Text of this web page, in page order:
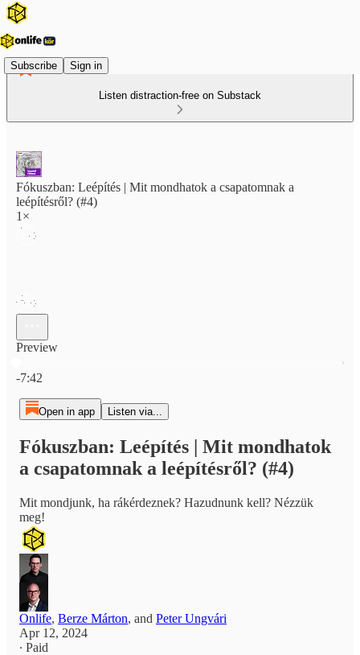
Subscribe Sign in
Listen distraction-free on Substack
Fókuszban: Leépítés | Mit mondhatok a csapatomnak a
leépítésről? (#4)
1×
Preview
-7:42
Open in app Listen via...
Fókuszban: Leépítés | Mit mondhatok
a csapatomnak a leépítésről? (#4)
Mit mondjunk, ha rákérdeznek? Hazudnunk kell? Nézzük
meg!
Onlife, Berze Márton, and Peter Ungvári
Apr 12, 2024
∙ Paid